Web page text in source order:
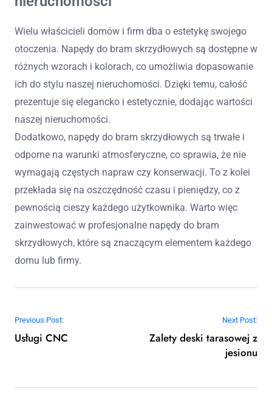
Wielu właścicieli domów i firm dba o estetykę swojego
otoczenia. Napędy do bram skrzydłowych są dostępne w
różnych wzorach i kolorach, co umożliwia dopasowanie
ich do stylu naszej nieruchomości. Dzięki temu, całość
prezentuje się elegancko i estetycznie, dodając wartości
naszej nieruchomości.
Dodatkowo, napędy do bram skrzydłowych są trwałe i
odporne na warunki atmosferyczne, co sprawia, że nie
wymagają częstych napraw czy konserwacji. To z kolei
przekłada się na oszczędność czasu i pieniędzy, co z
pewnością cieszy każdego użytkownika. Warto więc
zainwestować w profesjonalne napędy do bram
skrzydłowych, które są znaczącym elementem każdego
domu lub firmy.
Nawigacja wpisu
Previous Post:
Usługi CNC
Next Post:
Zalety deski tarasowej z
jesionu